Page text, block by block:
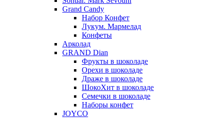
Grand Candy
Набор Конфет
Лукум. Мармелад
Конфеты
Арколад
GRAND Dian
Фрукты в шоколаде
Орехи в шоколаде
Драже в шоколаде
ШокоХит в шоколаде
Семечки в шоколаде
Наборы конфет
JOYCO